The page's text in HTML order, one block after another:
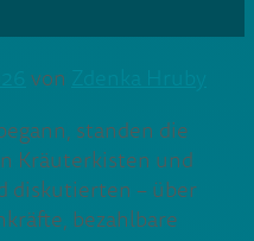
von
standen die
Kräuterkisten und
diskutierten – über
bezahlbare